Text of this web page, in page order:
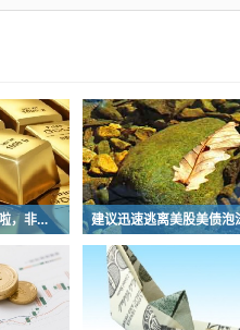
卧铺车设计早就过时啦，非常不具备人性化